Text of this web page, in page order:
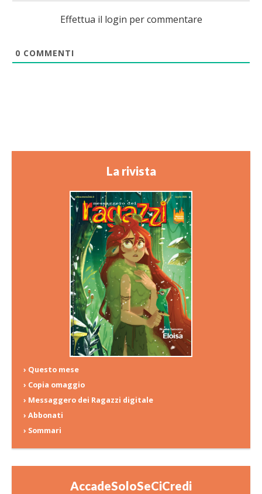
Effettua il login per commentare
0 COMMENTI
La rivista
› Questo mese
› Copia omaggio
› Messaggero dei Ragazzi digitale
› Abbonati
› Sommari
AccadeSoloSeCiCredi